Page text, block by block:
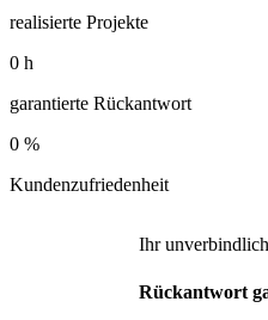
realisierte Projekte
0 h
garantierte Rückantwort
0 %
Kundenzufriedenheit
Ihr
Rückantwort